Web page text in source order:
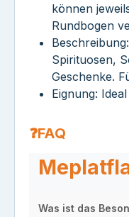
können
Rundbogen
Spirituosen,
Geschenke.
Eignung:
❓FAQ
Was ist das